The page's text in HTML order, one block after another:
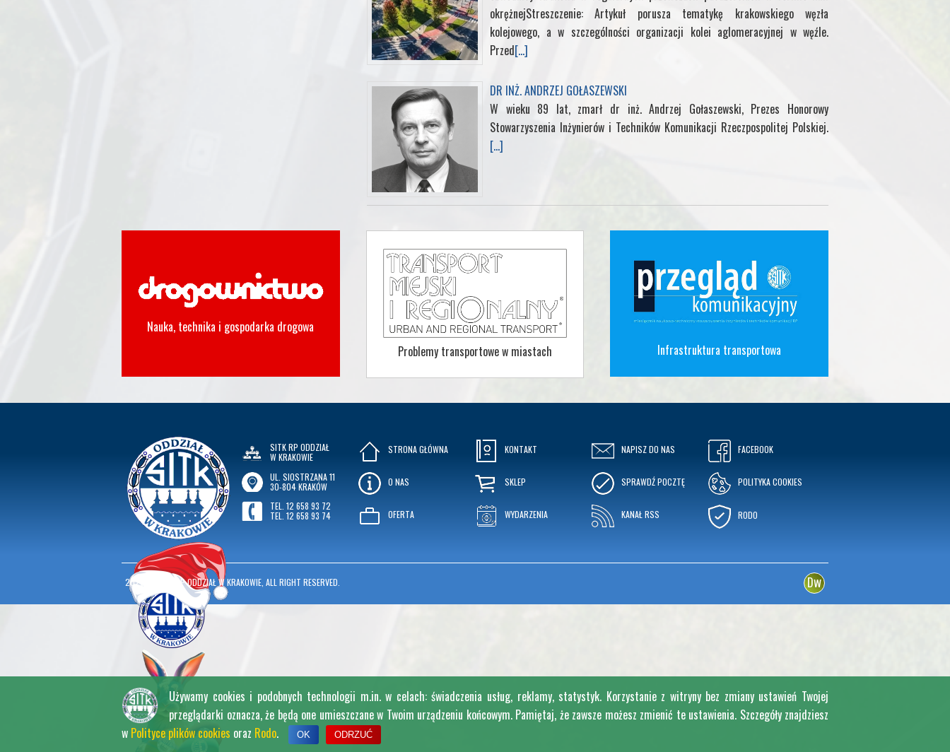
okrężnejStreszczenie: Artykuł porusza tematykę krakowskiego węzła
kolejowego, a w szczególności organizacji kolei aglomeracyjnej w węźle.
Przed[...]
DR INŻ. ANDRZEJ GOŁASZEWSKI
W wieku 89 lat, zmarł dr inż. Andrzej Gołaszewski, Prezes Honorowy
Stowarzyszenia Inżynierów i Techników Komunikacji Rzeczpospolitej Polskiej.
[...]
Nauka, technika i gospodarka drogowa
Problemy transportowe w miastach
Infrastruktura transportowa
SITK RP ODDZIAŁ
W KRAKOWIE
UL. SIOSTRZANA 11
30-804 KRAKÓW
TEL. 12 658 93 72
TEL. 12 658 93 74
STRONA GŁÓWNA
O NAS
OFERTA
KONTAKT
SKLEP
WYDARZENIA
NAPISZ DO NAS
SPRAWDŹ POCZTĘ
KANAŁ RSS
FACEBOOK
POLITYKA COOKIES
RODO
2026 SITK RP ODDZIAŁ W KRAKOWIE, ALL RIGHT RESERVED. Dw
Używamy cookies i podobnych technologii m.in. w celach: świadczenia usług, reklamy, statystyk. Korzystanie z witryny bez zmiany ustawień Twojej
przeglądarki oznacza, że będą one umieszczane w Twoim urządzeniu końcowym. Pamiętaj, że zawsze możesz zmienić te ustawienia. Szczegóły znajdziesz
w Polityce plików cookies oraz Rodo. OK ODRZUĆ